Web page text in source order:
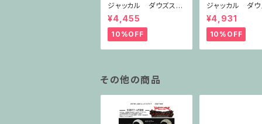
ジャッカル ダウズスイ
マー180SF
¥4,455
10%OFF
ジャッカル ダウ
マー220SF
¥4,931
10%OFF
その他の商品